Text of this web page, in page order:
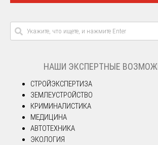
НАШИ ЭКСПЕРТНЫЕ
СТРОЙЭКСПЕРТИЗА
ЗЕМЛЕУСТРОЙСТВО
КРИМИНАЛИСТИКА
МЕДИЦИНА
АВТОТЕХНИКА
ЭКОЛОГИЯ